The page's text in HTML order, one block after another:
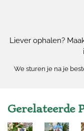
Liever ophalen?
We sturen je na je
Gerelateerde